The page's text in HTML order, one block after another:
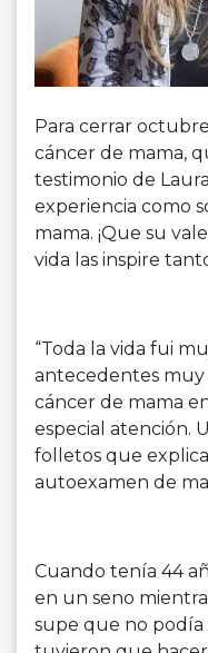
Para cerrar
cáncer de mama,
testimonio de
experiencia como
mama. ¡Que su
vida las inspire
“Toda la vida fui
antecedentes muy
cáncer de mama
especial atención.
folletos que
autoexamen de
Cuando tenía 44
en un seno
supe que no podía